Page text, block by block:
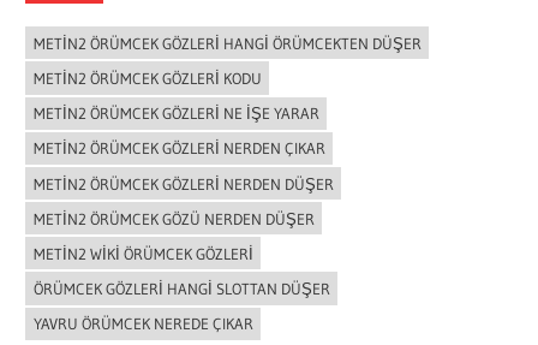
METIN2 ÖRÜMCEK GÖZLERI HANGI ÖRÜMCEKTEN DÜŞER
METIN2 ÖRÜMCEK GÖZLERI KODU
METIN2 ÖRÜMCEK GÖZLERI NE IŞE YARAR
METIN2 ÖRÜMCEK GÖZLERI NERDEN ÇIKAR
METIN2 ÖRÜMCEK GÖZLERI NERDEN DÜŞER
METIN2 ÖRÜMCEK GÖZÜ NERDEN DÜŞER
METIN2 WIKI ÖRÜMCEK GÖZLERI
ÖRÜMCEK GÖZLERI HANGI SLOTTAN DÜŞER
YAVRU ÖRÜMCEK NEREDE ÇIKAR